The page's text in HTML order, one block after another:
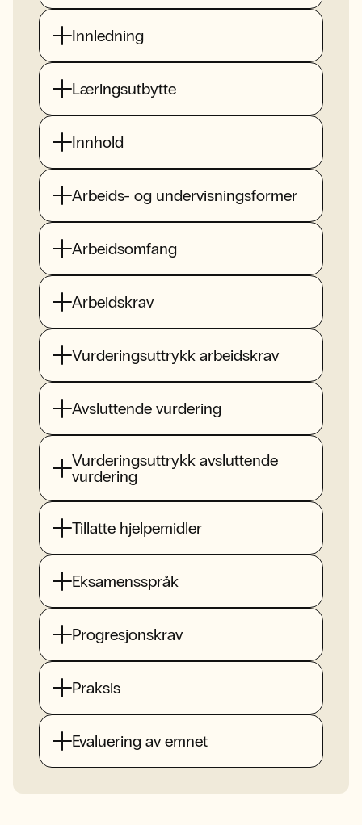
Innledning
Læringsutbytte
Innhold
Arbeids- og undervisningsformer
Arbeidsomfang
Arbeidskrav
Vurderingsuttrykk arbeidskrav
Avsluttende vurdering
Vurderingsuttrykk avsluttende
vurdering
Tillatte hjelpemidler
Eksamensspråk
Progresjonskrav
Praksis
Evaluering av emnet